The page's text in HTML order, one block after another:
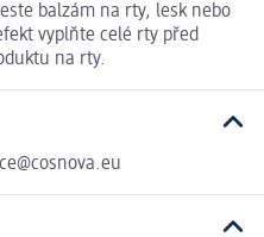
balzám na rty, lesk nebo
vyplňte celé rty před
na rty.